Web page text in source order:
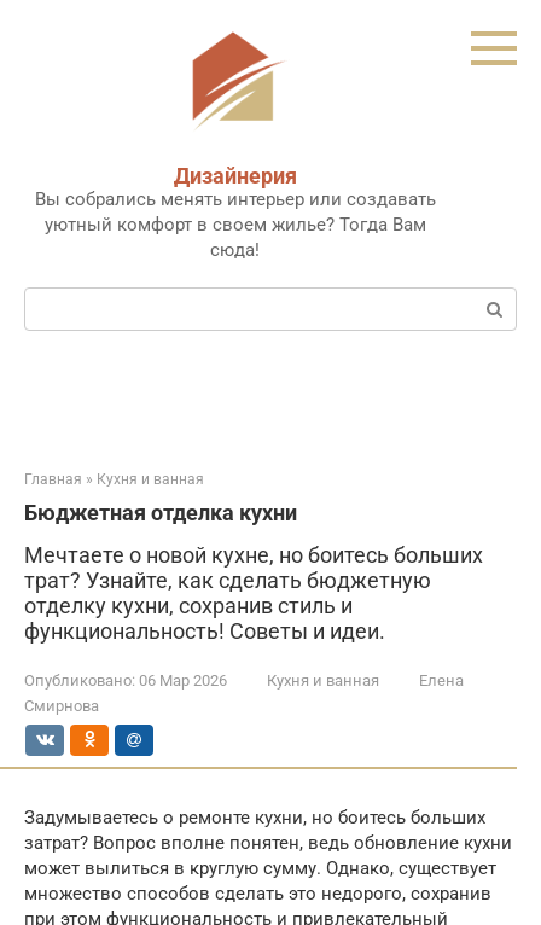
Дизайнерия
Вы собрались менять интерьер или создавать
уютный комфорт в своем жилье? Тогда Вам
сюда!
Поиск:
Главная » Кухня и ванная
Бюджетная отделка кухни
Мечтаете о новой кухне, но боитесь больших
трат? Узнайте, как сделать бюджетную
отделку кухни, сохранив стиль и
функциональность! Советы и идеи.
Опубликовано: 06 Мар 2026 Кухня и ванная
Елена
Смирнова
Задумываетесь о ремонте кухни, но боитесь больших
затрат? Вопрос вполне понятен, ведь обновление кухни
может вылиться в круглую сумму. Однако, существует
множество способов сделать это недорого, сохранив
при этом функциональность и привлекательный